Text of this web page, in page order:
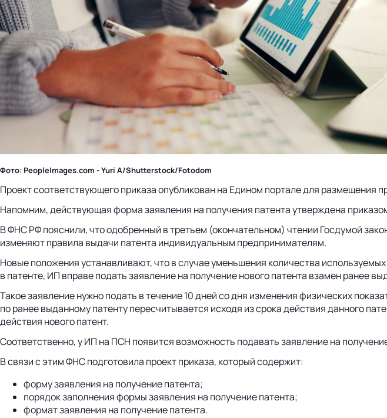
Фото: PeopleImages.com - Yuri A/Shutterstock/Fotodom
Проект соответствующего приказа опубликован на Едином портале для размещения
Напомним, действующая форма заявления на получения патента утверждена
В ФНС РФ пояснили, что одобренный в третьем (окончательном) чтении Госдумой
изменяют правила выдачи патента индивидуальным предпринимателям.
Новые положения устанавливают, что в случае уменьшения количества
в патенте, ИП вправе подать заявление на получение нового патента взамен ранее
Такое заявление нужно подать в течение 10 дней со дня изменения физических
по ранее выданному патенту пересчитывается исходя из срока действия данного
действия нового патент.
Соответственно, у ИП на ПСН появится возможность подавать заявление на
В связи с этим ФНС подготовила проект приказа, который содержит:
форму заявления на получение патента;
порядок заполнения формы заявления на получение патента;
формат заявления на получение патента.